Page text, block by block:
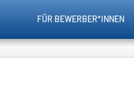
FÜR BEWERBER*INNEN